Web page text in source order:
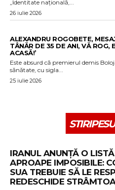
„Identitate națională,...
26 iulie 2026
ALEXANDRU ROGOBETE,
TÂNĂR DE 35 DE ANI, VĂ ROG,
ACASĂ!’
Este absurd că premierul demis
sănătate, cu sigla...
25 iulie 2026
IRANUL ANUNȚĂ O
APROAPE IMPOSIBILE:
SUA TREBUIE SĂ LE
REDESCHIDE